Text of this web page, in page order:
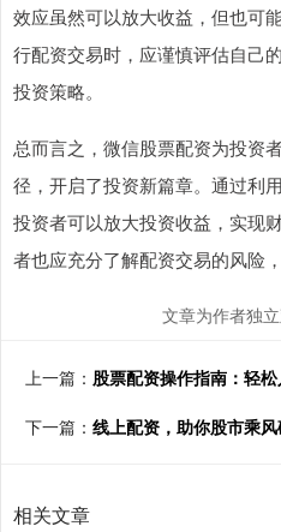
效应虽然可以放大收益，但也可
行配资交易时，应谨慎评估自己
投资策略。
总而言之，微信股票配资为投资
径，开启了投资新篇章。通过利
投资者可以放大投资收益，实现
者也应充分了解配资交易的风险
文章为作者独
上一篇： 股票配资操作指南：轻
下一篇： 线上配资，助你股市乘
相关文章